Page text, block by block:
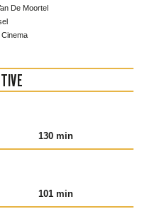
De Moortel
130 min
101 min